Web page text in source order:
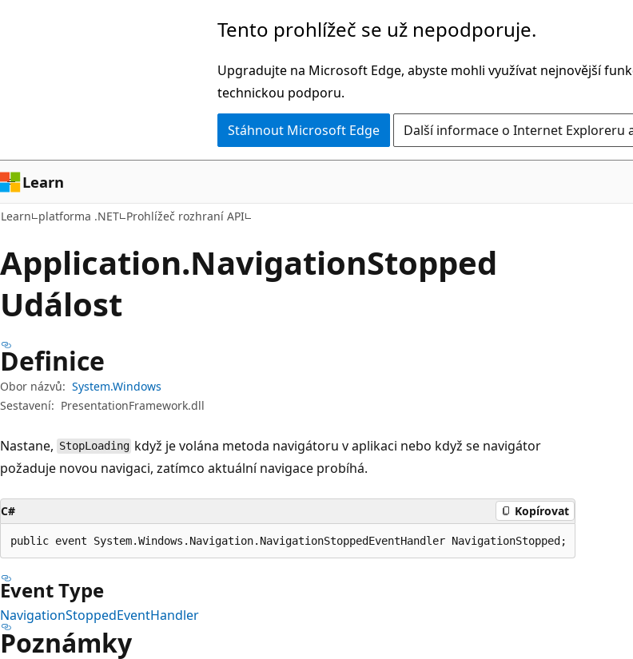
Tento prohlížeč se už nepodporuje.
Upgradujte na Microsoft Edge, abyste mohli využívat nejnovější
technickou podporu.
Stáhnout Microsoft Edge Další informace o Internet Exploreru
Learn
Learn platforma .NET Prohlížeč rozhraní API
Application.NavigationStopped
Událost
Definice
Obor názvů: System.Windows
Sestavení: PresentationFramework.dll
Nastane, StopLoading když je volána metoda navigátoru v aplikaci nebo když se navigátor
požaduje novou navigaci, zatímco aktuální navigace probíhá.
C# Kopírovat
public event System.Windows.Navigation.NavigationStoppedEventHandler NavigationStopped;
Event Type
NavigationStoppedEventHandler
Poznámky